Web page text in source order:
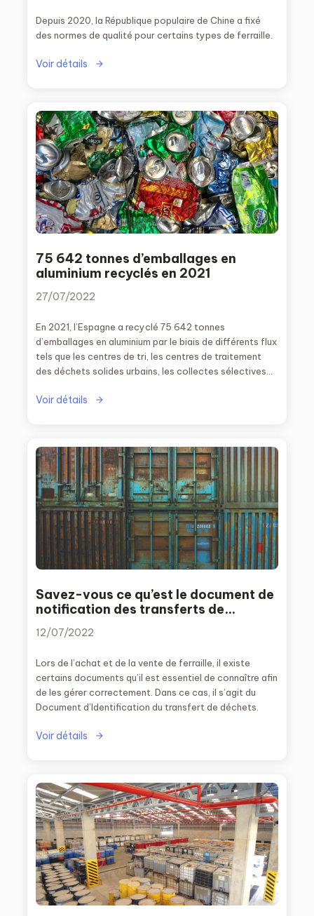
Depuis 2020, la République populaire de Chine a fixé
des normes de qualité pour certains types de ferraille.
Voir détails
75 642 tonnes d’emballages en
aluminium recyclés en 2021
27/07/2022
En 2021, l’Espagne a recyclé 75 642 tonnes
d’emballages en aluminium par le biais de différents flux
tels que les centres de tri, les centres de traitement
des déchets solides urbains, les collectes sélectives
Voir détails
Savez-vous ce qu’est le document de
notification des transferts de
déchets ?
12/07/2022
Lors de l’achat et de la vente de ferraille, il existe
certains documents qu’il est essentiel de connaître afin
de les gérer correctement. Dans ce cas, il s’agit du
Document d’Identification du transfert de déchets.
Voir détails